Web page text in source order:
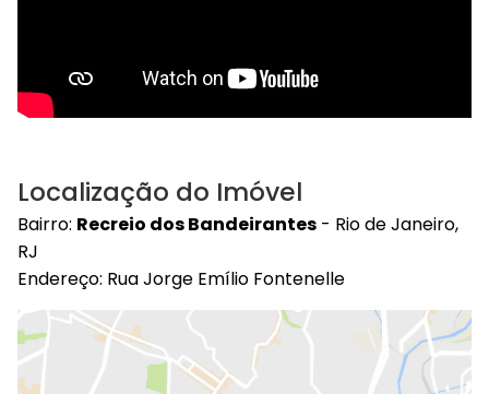
Localização do Imóvel
Bairro: Recreio dos Bandeirantes - Rio de Janeiro,
RJ
Endereço: Rua Jorge Emílio Fontenelle